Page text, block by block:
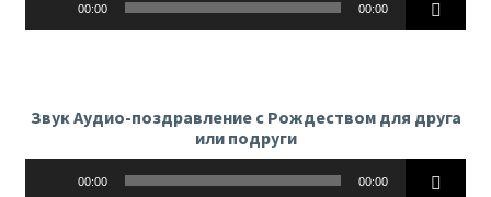
00:00 00:00
Звук Аудио-поздравление с Рождеством для друга
или подруги
00:00 00:00